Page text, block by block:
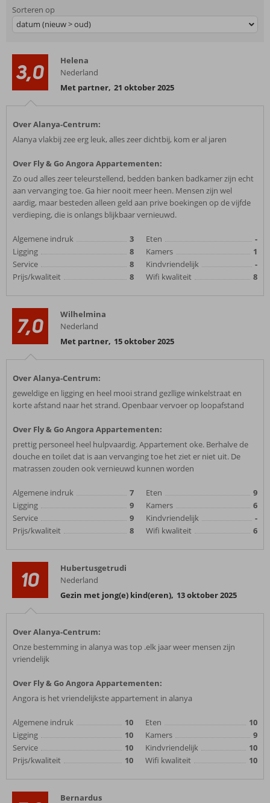
Sorteren op
datum (nieuw > oud)
3,0
Helena
Nederland
Met partner, 21 oktober 2025
Over Alanya-Centrum:
Alanya vlakbij zee erg leuk, alles zeer dichtbij, kom er al jaren
Over Fly & Go Angora Appartementen:
Zo oud alles zeer teleurstellend, bedden banken badkamer zijn echt
aan vervanging toe. Ga hier nooit meer heen. Mensen zijn wel
aardig, maar besteden alleen geld aan prive boekingen op de vijfde
verdieping, die is onlangs blijkbaar vernieuwd.
Algemene indruk
3
Ligging
8
Service
8
Prijs/kwaliteit
8
Eten
-
Kamers
1
Kindvriendelijk
-
Wifi kwaliteit
8
7,0
Wilhelmina
Nederland
Met partner, 15 oktober 2025
Over Alanya-Centrum:
geweldige en ligging en heel mooi strand gezllige winkelstraat en
korte afstand naar het strand. Openbaar vervoer op loopafstand
Over Fly & Go Angora Appartementen:
prettig personeel heel hulpvaardig. Appartement oke. Berhalve de
douche en toilet dat is aan vervanging toe het ziet er niet uit. De
matrassen zouden ook vernieuwd kunnen worden
Algemene indruk
7
Ligging
9
Service
9
Prijs/kwaliteit
8
Eten
9
Kamers
6
Kindvriendelijk
-
Wifi kwaliteit
6
10
Hubertusgetrudi
Nederland
Gezin met jong(e) kind(eren), 13 oktober 2025
Over Alanya-Centrum:
Onze bestemming in alanya was top .elk jaar weer mensen zijn
vriendelijk
Over Fly & Go Angora Appartementen:
Angora is het vriendelijkste appartement in alanya
Algemene indruk
10
Ligging
10
Service
10
Prijs/kwaliteit
10
Eten
10
Kamers
9
Kindvriendelijk
10
Wifi kwaliteit
10
Bernardus